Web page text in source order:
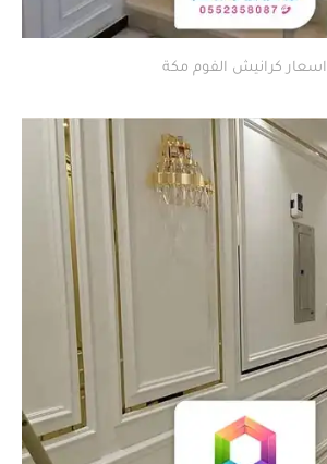
اسعار كرانيش الفوم مكة